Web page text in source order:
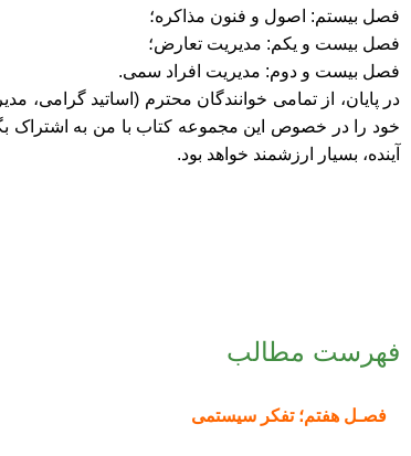
فصل بیستم: اصول و فنون مذاکره؛
فصل بیست و یکم: مدیریت تعارض؛
فصل بیست و دوم: مدیریت افراد سمی.
در پایان، از تمامی خوانندگان محترم (اساتید گرامی،
خود را در خصوص این مجموعه کتاب با من به اشتراک
آینده، بسیار ارزشمند خواهد بود.
فهرست مطالب
فصـل هفتم؛ تفکر سیستمی